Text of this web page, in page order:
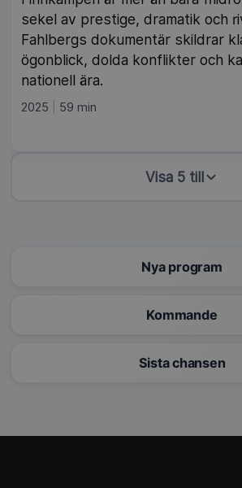
sekel av prestige, dramatik och
Fahlbergs dokumentär skildrar
ögonblick, dolda konflikter och
nationell ära.
2025 59 min
Visa 5 till
Nya program
Kommande
Sista chansen